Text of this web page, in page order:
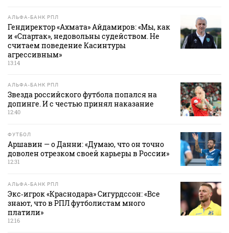
АЛЬФА-БАНК РПЛ
Гендиректор «Ахмата» Айдамиров: «Мы, как
и «Спартак», недовольны судейством. Не
считаем поведение Касинтуры
агрессивным»
13:14
АЛЬФА-БАНК РПЛ
Звезда российского футбола попался на
допинге. И с честью принял наказание
12:40
ФУТБОЛ
Аршавин — о Данни: «Думаю, что он точно
доволен отрезком своей карьеры в России»
12:31
АЛЬФА-БАНК РПЛ
Экс‑игрок «Краснодара» Сигурдссон: «Все
знают, что в РПЛ футболистам много
платили»
12:16